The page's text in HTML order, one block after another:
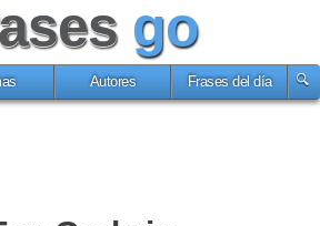
go
Autores Frases del día